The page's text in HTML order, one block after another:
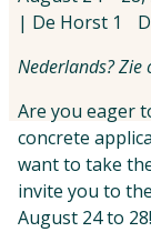
| De Horst 1
Nederlands? Zie
Are you eager
concrete
want to take
invite you to
August 24 to 28!